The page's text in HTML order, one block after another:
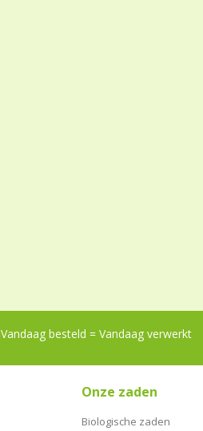
Vandaag besteld = Vandaag verwerkt
Onze zaden
Biologische zaden